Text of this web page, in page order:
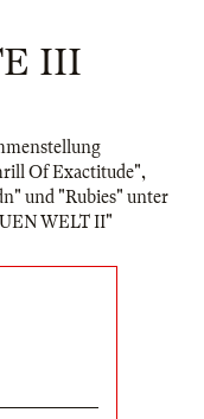
III
Of Exactitude",
und "Rubies" unter
WELT II"